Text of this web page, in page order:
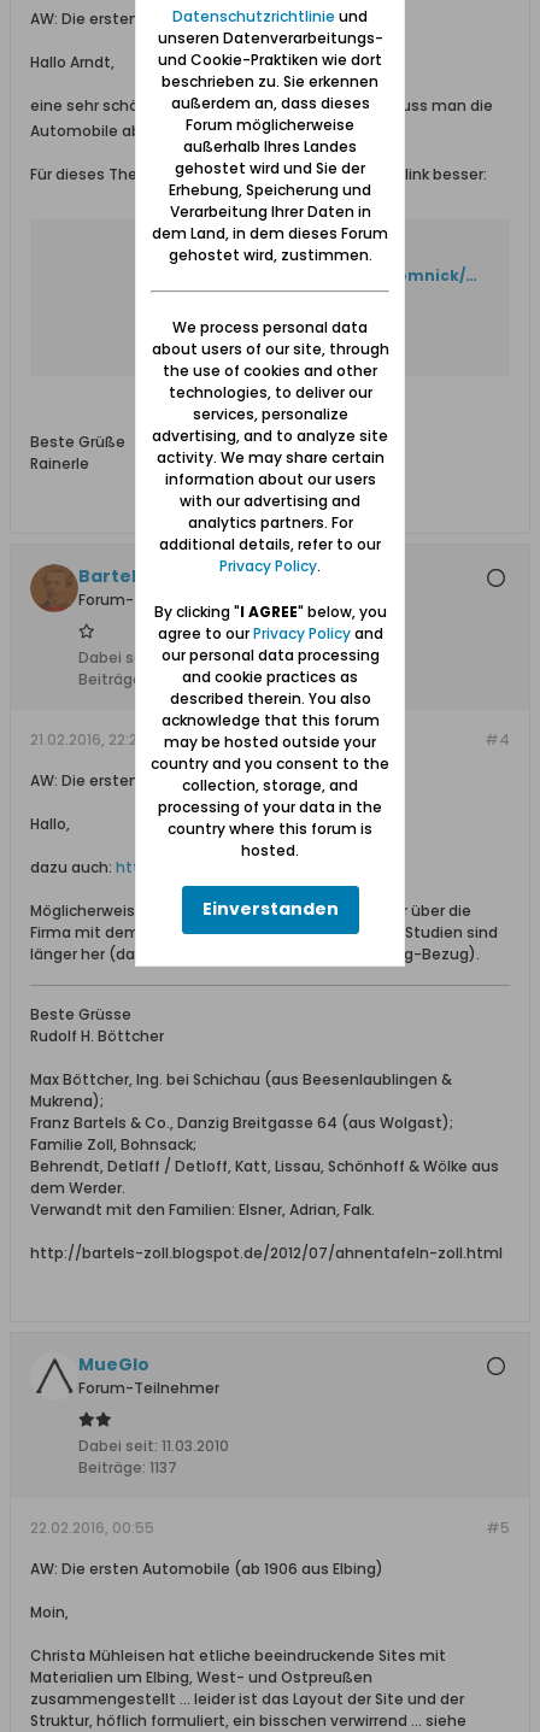
AW: Die ersten Automobile (ab 1906 aus Elbing)
Hallo Arndt,
eine sehr schöne u. interessante Seite, aber da muss man die
Automobile aber erst einmal finden
Für dieses Thema hier ist dann der folgende Direktlink besser:
2
http://www.aefl.de/ordld/Komnick/Neu171204/02/komnick_2.htm
Beste Grüße
Rainerle
Bartels
Forum-Teilnehmer
Dabei seit:
25.07.2012
Beiträge:
3448
#4
21.02.2016, 22:24
AW: Die ersten Automobile (ab 1906 aus Elbing)
Hallo,
dazu auch: https://de.wikipedia.org/wiki/Komnick
Möglicherweise findet man im Netz noch viel mehr über die
Firma mit dem Ordenskreuz, aber meine Komnick-Studien sind
länger her (damals nicht gepostet, da ohne Danzig-Bezug).
Beste Grüsse
Rudolf H. Böttcher
Max Böttcher, Ing. bei Schichau (aus Beesenlaublingen &
Mukrena);
Franz Bartels & Co., Danzig Breitgasse 64 (aus Wolgast);
Familie Zoll, Bohnsack;
Behrendt, Detlaff / Detloff, Katt, Lissau, Schönhoff & Wölke aus
dem Werder.
Verwandt mit den Familien: Elsner, Adrian, Falk.
http://bartels-zoll.blogspot.de/2012/07/ahnentafeln-zoll.html
MueGlo
Forum-Teilnehmer
Dabei seit: 11.03.2010
Beiträge: 1137
#5
22.02.2016, 00:55
AW: Die ersten Automobile (ab 1906 aus Elbing)
Moin,
Christa Mühleisen hat etliche beeindruckende Sites mit
Materialien um Elbing, West- und Ostpreußen
zusammengestellt ... leider ist das Layout der Site und der
Struktur, höflich formuliert, ein bisschen verwirrend ... siehe
Datenschutzrichtlinie und
unseren Datenverarbeitungs-
und Cookie-Praktiken wie dort
beschrieben zu. Sie erkennen
außerdem an, dass dieses
Forum möglicherweise
außerhalb Ihres Landes
gehostet wird und Sie der
Erhebung, Speicherung und
Verarbeitung Ihrer Daten in
dem Land, in dem dieses Forum
gehostet wird, zustimmen.
We process personal data
about users of our site, through
the use of cookies and other
technologies, to deliver our
services, personalize
advertising, and to analyze site
activity. We may share certain
information about our users
with our advertising and
analytics partners. For
additional details, refer to our
Privacy Policy.
By clicking "I AGREE" below, you
agree to ourPrivacy Policyand
our personal data processing
and cookie practices as
described therein. You also
acknowledge that this forum
may be hosted outside your
country and you consent to the
collection, storage, and
processing of your data in the
country where this forum is
hosted.
Einverstanden